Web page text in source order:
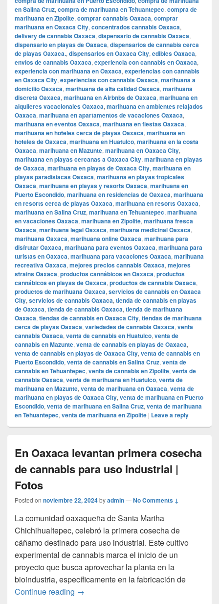
en Salina Cruz, compra de marihuana en Tehuantepec, compra de
marihuana en Zipolite, comprar cannabis Oaxaca, comprar
marihuana en Oaxaca City, concentrados cannabis Oaxaca,
delivery de cannabis Oaxaca, dispensario de cannabis Oaxaca,
dispensario en playas de Oaxaca, dispensarios de cannabis cerca
de playas Oaxaca., dispensarios en Oaxaca City, edibles Oaxaca,
envíos de cannabis Oaxaca, experiencia con cannabis en Oaxaca,
experiencia con marihuana en Oaxaca, experiencias con cannabis
en Oaxaca City, experiencias con cannabis Oaxaca, marihuana a
domicilio Oaxaca, marihuana de alta calidad Oaxaca, marihuana
discreta Oaxaca, marihuana en Airbnbs de Oaxaca, marihuana en
alquileres vacacionales Oaxaca, marihuana en ambientes relajados
Oaxaca, marihuana en apartamentos de vacaciones Oaxaca,
marihuana en eventos Oaxaca, marihuana en fiestas Oaxaca,
marihuana en hoteles cerca de playas Oaxaca, marihuana en
hoteles de Oaxaca, marihuana en Huatulco, marihuana en la costa
Oaxaca, marihuana en Mazunte, marihuana en Oaxaca City,
marihuana en playas cercanas a Oaxaca City, marihuana en playas
de Oaxaca, marihuana en playas de Oaxaca City, marihuana en
playas paradisiacas Oaxaca, marihuana en playas tropicales
Oaxaca, marihuana en playas y resorts Oaxaca, marihuana en
Puerto Escondido, marihuana en residencias de Oaxaca, marihuana
en resorts cerca de playas Oaxaca, marihuana en resorts Oaxaca,
marihuana en Salina Cruz, marihuana en Tehuantepec, marihuana
en vacaciones Oaxaca, marihuana en Zipolite, marihuana fresca
Oaxaca, marihuana legal Oaxaca, marihuana medicinal Oaxaca,
marihuana Oaxaca, marihuana online Oaxaca, marihuana para
disfrutar Oaxaca, marihuana para eventos Oaxaca, marihuana para
turistas en Oaxaca, marihuana para vacaciones Oaxaca, marihuana
recreativa Oaxaca, mejores precios cannabis Oaxaca, mejores
strains Oaxaca, productos cannábicos en Oaxaca, productos
cannábicos en playas de Oaxaca, productos de cannabis Oaxaca,
productos de marihuana Oaxaca, servicios de cannabis en Oaxaca
City, servicios de cannabis Oaxaca, tienda de cannabis en playas
de Oaxaca, tienda de cannabis Oaxaca, tienda de marihuana
Oaxaca, tiendas de cannabis en Oaxaca City, tiendas de marihuana
cerca de playas Oaxaca, variedades de cannabis Oaxaca, venta
cannabis Oaxaca, venta de cannabis en Huatulco, venta de
cannabis en Mazunte, venta de cannabis en playas de Oaxaca,
venta de cannabis en playas de Oaxaca City, venta de cannabis en
Puerto Escondido, venta de cannabis en Salina Cruz, venta de
cannabis en Tehuantepec, venta de cannabis en Zipolite, venta de
cannabis Oaxaca, venta de marihuana en Huatulco, venta de
marihuana en Mazunte, venta de marihuana en Oaxaca, venta de
marihuana en playas de Oaxaca City, venta de marihuana en Puerto
Escondido, venta de marihuana en Salina Cruz, venta de marihuana
en Tehuantepec, venta de marihuana en Zipolite | Leave a reply
En Oaxaca levantan primera cosecha
de cannabis para uso industrial |
Fotos
Posted on noviembre 22, 2024byadmin—No Comments ↓
La comunidad oaxaqueña de Santa Martha
Chichihualtepec, celebró la primera cosecha de
cáñamo destinado para uso industrial. Este cultivo
experimental de cannabis marca el inicio de un
proyecto que busca aprovechar la planta en la
bioindustria, específicamente en la fabricación de
Continue reading En Oaxaca levantan primera cosecha
→